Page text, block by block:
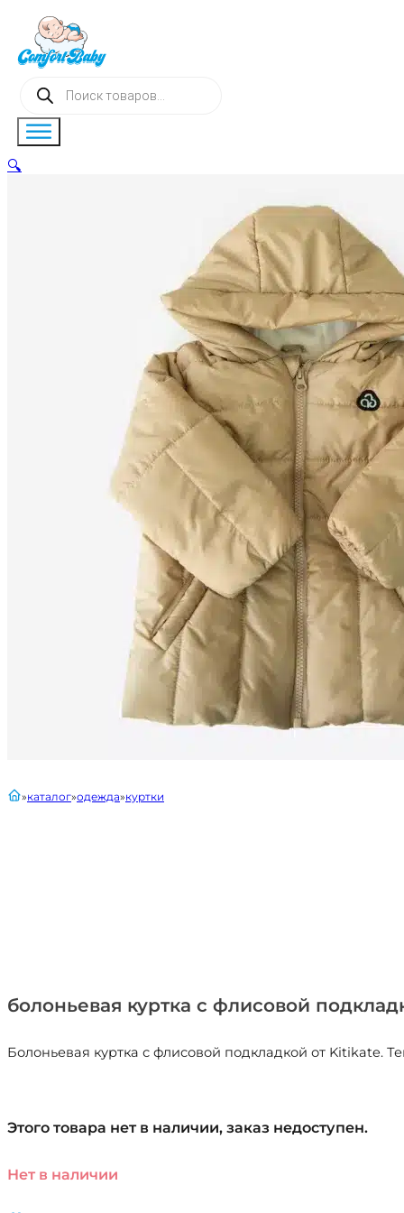
Поиск
товаров
болоньевая куртка с флисовой
Болоньевая куртка с флисовой подкладкой от Kitikate.
главнаякаталог одежда куртки
Этого товара нет в наличии, заказ недоступен.
Нет в наличии
🔍